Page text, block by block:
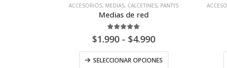
ACCESORIOS, MEDIAS, CALCETINES, PANTYS
Medias de red
out of 5
$1.990 - $4.990
SELECCIONAR OPCIONES